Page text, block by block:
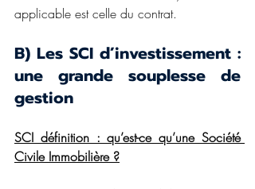
applicable est celle du contrat.
B) Les SCI d’investissement :
une grande souplesse de
gestion
SCI définition : qu’est-ce qu’une Société
Civile Immobilière ?